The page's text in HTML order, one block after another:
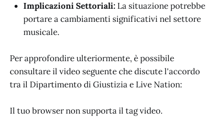
Implicazioni Settoriali: La situazione potrebbe
portare a cambiamenti significativi nel settore
musicale.
Per approfondire ulteriormente, è possibile
consultare il video seguente che discute l'accordo
tra il Dipartimento di Giustizia e Live Nation:
Il tuo browser non supporta il tag video.